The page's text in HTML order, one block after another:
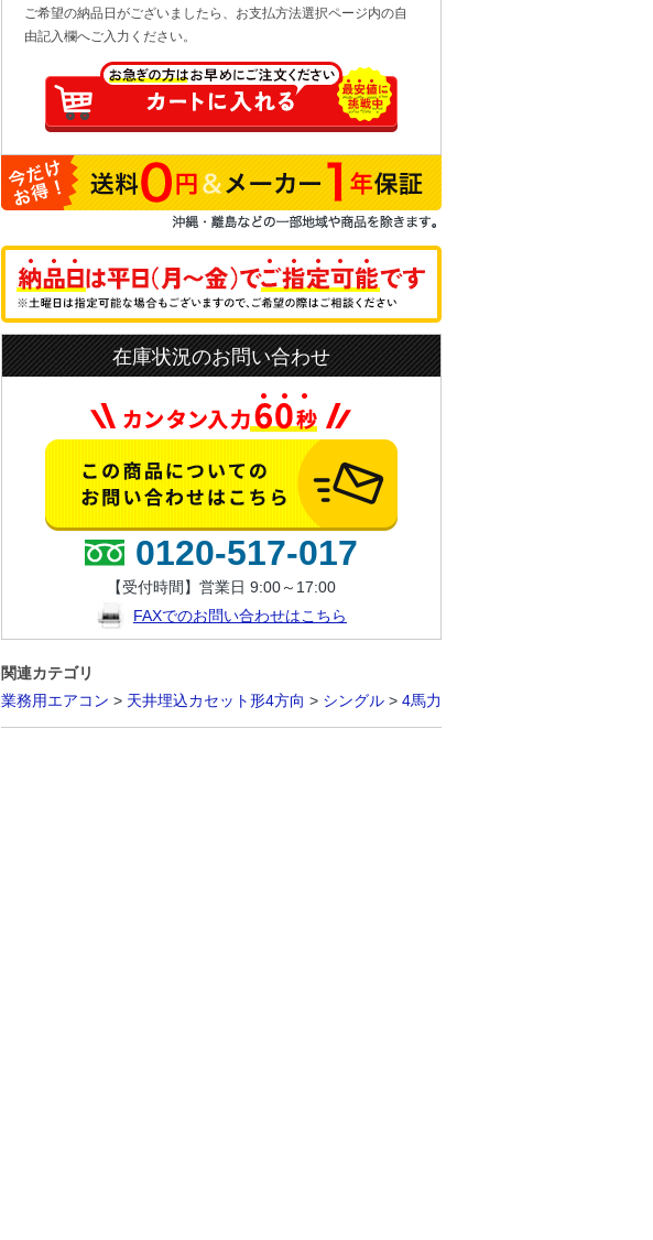
ご希望の納品日がございましたら、お支払方法選択ページ内の自
由記入欄へご入力ください。
在庫状況のお問い合わせ
0120-517-017
【受付時間】営業日 9:00～17:00
FAXでのお問い合わせはこちら
関連カテゴリ
業務用エアコン > 天井埋込カセット形4方向 > シングル > 4馬力